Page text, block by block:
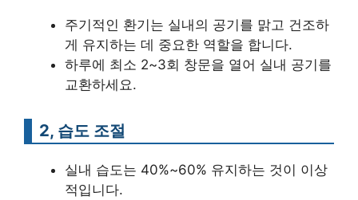
주기적인 환기는 실내의 공기를 맑고 건조하
게 유지하는 데 중요한 역할을 합니다.
하루에 최소 2~3회 창문을 열어 실내 공기를
교환하세요.
2, 습도 조절
실내 습도는 40%~60% 유지하는 것이 이상
적입니다.